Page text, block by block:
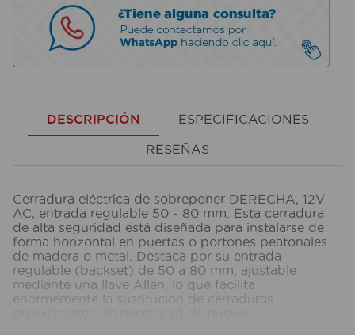
DESCRIPCIÓN ESPECIFICACIONES
RESEÑAS
Cerradura eléctrica de sobreponer DERECHA, 12V
AC, entrada regulable 50 - 80 mm. Esta cerradura
de alta seguridad está diseñada para instalarse de
forma horizontal en puertas o portones peatonales
de madera o metal. Destaca por su entrada
regulable (backset) de 50 a 80 mm, ajustable
mediante una llave Allen, lo que facilita
enormemente la sustitución de cerraduras